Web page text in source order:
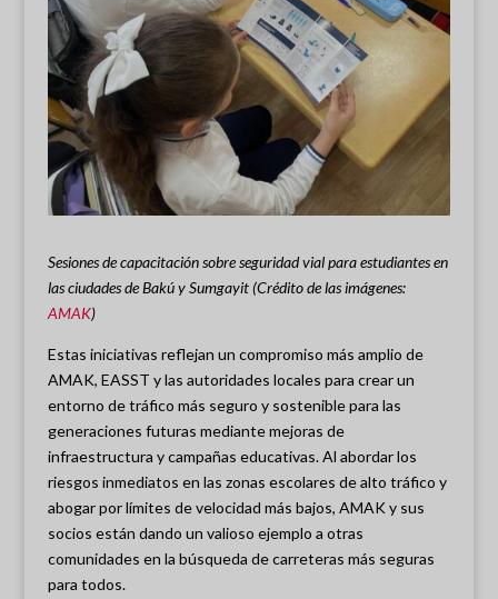
Sesiones de capacitación sobre seguridad vial para estudiantes en
las ciudades de Bakú y Sumgayit (Crédito de las imágenes:
AMAK)
Estas iniciativas reflejan un compromiso más amplio de
AMAK, EASST y las autoridades locales para crear un
entorno de tráfico más seguro y sostenible para las
generaciones futuras mediante mejoras de
infraestructura y campañas educativas. Al abordar los
riesgos inmediatos en las zonas escolares de alto tráfico y
abogar por límites de velocidad más bajos, AMAK y sus
socios están dando un valioso ejemplo a otras
comunidades en la búsqueda de carreteras más seguras
para todos.